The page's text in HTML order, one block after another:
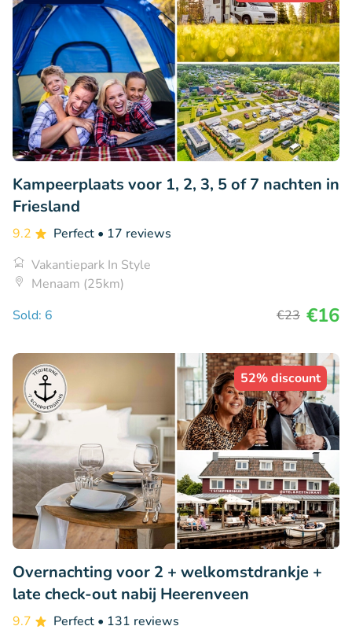
Kampeerplaats voor 1, 2, 3, 5 of 7 nachten in
Friesland
9.2 Perfect • 17 reviews
Vakantiepark In Style
Menaam (25km)
Sold: 6
€23 €16
52% discount
Overnachting voor 2 + welkomstdrankje +
late check-out nabij Heerenveen
9.7 Perfect • 131 reviews